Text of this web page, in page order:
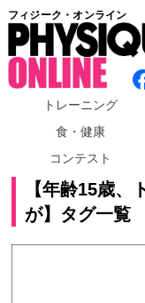
フィジーク・オンライン
トレーニング
食・健康
コンテスト
【年齢15歳
が】タグ一覧